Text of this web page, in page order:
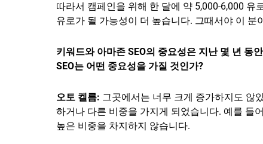
따라서 캠페인을 위해 한 달에 약 5,000-6,000
유로가 될 가능성이 더 높습니다. 그때서야 이
키워드와 아마존 SEO의 중요성은 지난 몇 년 동
SEO는 어떤 중요성을 가질 것인가?
오토 켈름: 그곳에서는 너무 크게 증가하지도 않
하거나 다른 비중을 가지게 되었습니다. 예를 들
높은 비중을 차지하지 않습니다.